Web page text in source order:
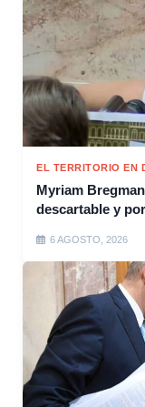
EL TERRITORIO EN
Myriam
descartable y
6 AGOSTO, 2026